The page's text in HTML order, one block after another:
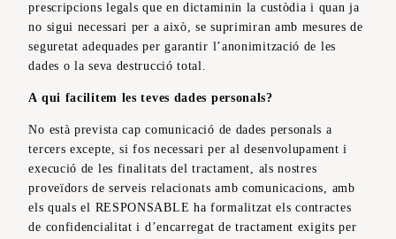
prescripcions legals que en dictaminin la custòdia i quan ja
no sigui necessari per a això, se suprimiran amb mesures de
seguretat adequades per garantir l’anonimització de les
dades o la seva destrucció total.
A qui facilitem les teves dades personals?
No està prevista cap comunicació de dades personals a
tercers excepte, si fos necessari per al desenvolupament i
execució de les finalitats del tractament, als nostres
proveïdors de serveis relacionats amb comunicacions, amb
els quals el RESPONSABLE ha formalitzat els contractes
de confidencialitat i d’encarregat de tractament exigits per